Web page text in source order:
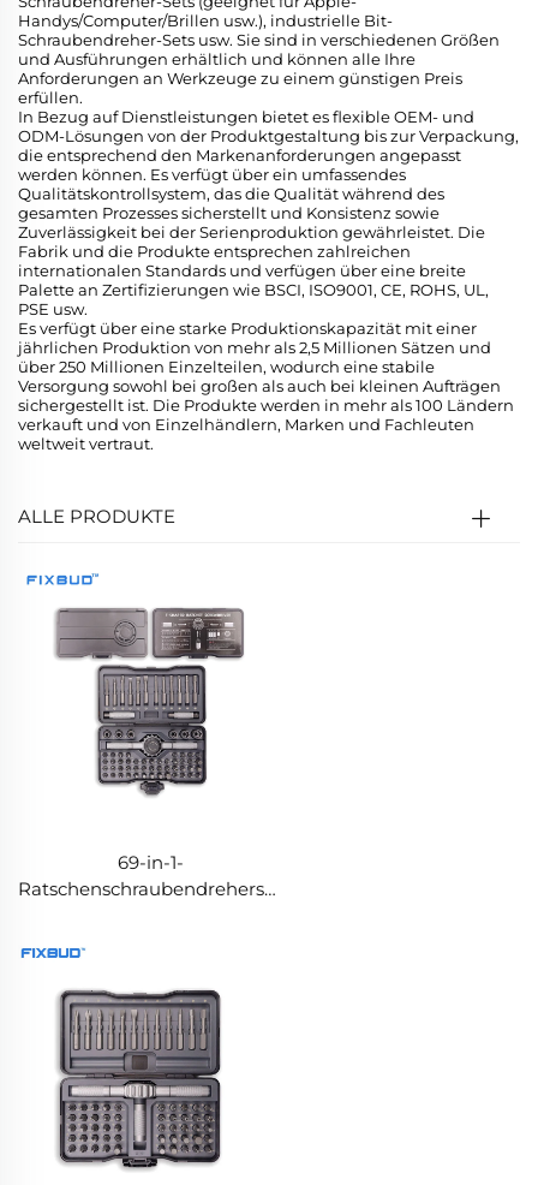
Handys/Computer/Brillen usw.), industrielle Bit-
Schraubendreher-Sets usw. Sie sind in verschiedenen Größen
und Ausführungen erhältlich und können alle Ihre
Anforderungen an Werkzeuge zu einem günstigen Preis
erfüllen.
In Bezug auf Dienstleistungen bietet es flexible OEM- und
ODM-Lösungen von der Produktgestaltung bis zur Verpackung,
die entsprechend den Markenanforderungen angepasst
werden können. Es verfügt über ein umfassendes
Qualitätskontrollsystem, das die Qualität während des
gesamten Prozesses sicherstellt und Konsistenz sowie
Zuverlässigkeit bei der Serienproduktion gewährleistet. Die
Fabrik und die Produkte entsprechen zahlreichen
internationalen Standards und verfügen über eine breite
Palette an Zertifizierungen wie BSCI, ISO9001, CE, ROHS, UL,
PSE usw.
Es verfügt über eine starke Produktionskapazität mit einer
jährlichen Produktion von mehr als 2,5 Millionen Sätzen und
über 250 Millionen Einzelteilen, wodurch eine stabile
Versorgung sowohl bei großen als auch bei kleinen Aufträgen
sichergestellt ist. Die Produkte werden in mehr als 100 Ländern
verkauft und von Einzelhändlern, Marken und Fachleuten
weltweit vertraut.
ALLE PRODUKTE
69-in-1-
Ratschenschraubendreherset
Verlängerungsstangen, OEM-